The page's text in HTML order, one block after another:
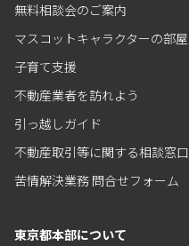
無料相談会のご案内
マスコットキャラクターの部屋
子育て支援
不動産業者を訪れよう
引っ越しガイド
不動産取引等に関する相談窓口
苦情解決業務 問合せフォーム
東京都本部について